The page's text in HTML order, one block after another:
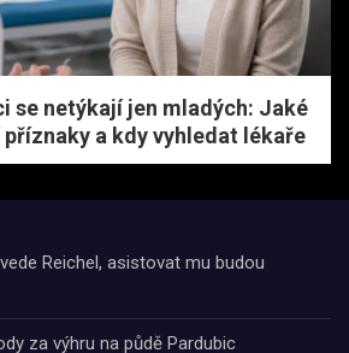
se netýkají jen mladých: Jaké
a kdy vyhledat lékaře
Reichel, asistovat mu budou
za výhru na půdě Pardubic